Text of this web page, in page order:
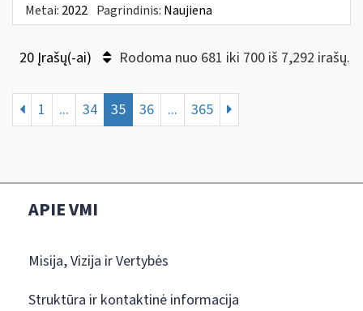
Metai: 2022 Pagrindinis: Naujiena
20 Įrašų(-ai) Rodoma nuo 681 iki 700 iš 7,292 irašų.
1 ... 34 35 36 ... 365
APIE VMI
Misija, Vizija ir Vertybės
Struktūra ir kontaktinė informacija